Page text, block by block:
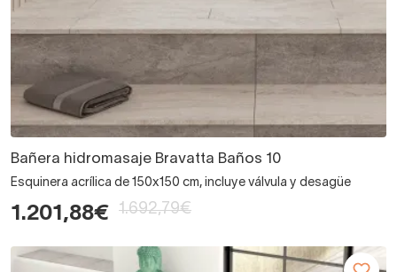
Bañera hidromasaje Bravatta Baños 10
Esquinera acrílica de 150x150 cm, incluye válvula y desagüe
1.201,88€ 1.692,79€